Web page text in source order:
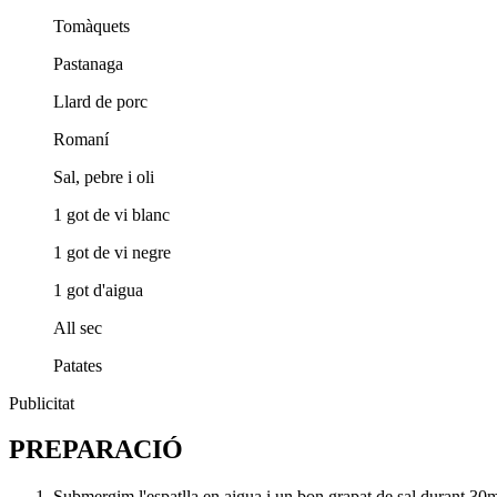
Tomàquets
Pastanaga
Llard de porc
Romaní
Sal, pebre i oli
1 got de vi blanc
1 got de vi negre
1 got d'aigua
All sec
Patates
Publicitat
PREPARACIÓ